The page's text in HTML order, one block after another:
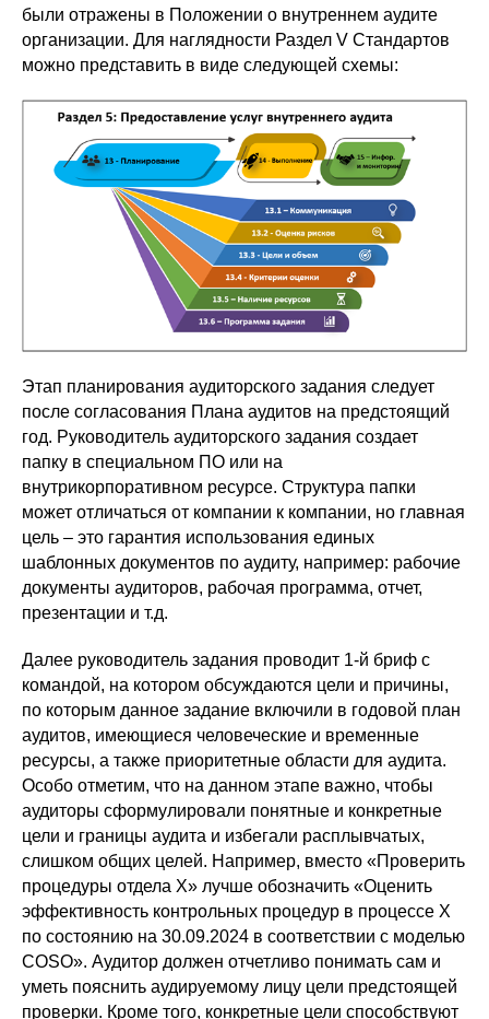
были отражены в Положении о внутреннем аудите
организации. Для наглядности Раздел V Стандартов
можно представить в виде следующей схемы:
Этап планирования аудиторского задания следует
после согласования Плана аудитов на предстоящий
год. Руководитель аудиторского задания создает
папку в специальном ПО или на
внутрикорпоративном ресурсе. Структура папки
может отличаться от компании к компании, но главная
цель – это гарантия использования единых
шаблонных документов по аудиту, например: рабочие
документы аудиторов, рабочая программа, отчет,
презентации и т.д.
Далее руководитель задания проводит 1-й бриф с
командой, на котором обсуждаются цели и причины,
по которым данное задание включили в годовой план
аудитов, имеющиеся человеческие и временные
ресурсы, а также приоритетные области для аудита.
Особо отметим, что на данном этапе важно, чтобы
аудиторы сформулировали понятные и конкретные
цели и границы аудита и избегали расплывчатых,
слишком общих целей. Например, вместо «Проверить
процедуры отдела X» лучше обозначить «Оценить
эффективность контрольных процедур в процессе X
по состоянию на 30.09.2024 в соответствии с моделью
COSO». Аудитор должен отчетливо понимать сам и
уметь пояснить аудируемому лицу цели предстоящей
проверки. Кроме того, конкретные цели способствуют